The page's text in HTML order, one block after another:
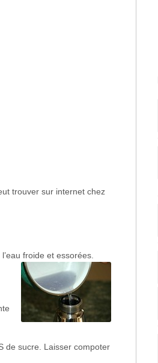
trouver sur internet chez
froide et essorées.
de sucre. Laisser compoter